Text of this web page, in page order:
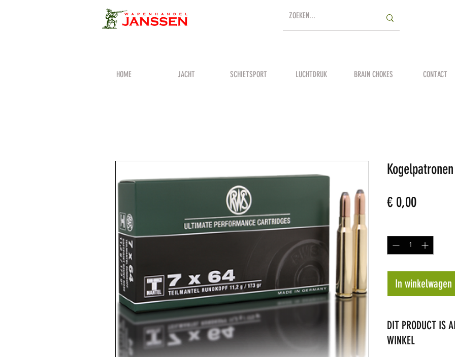
HOME JACHT SCHIETSPORT LUCHTDRUK BRAIN CHOKES CONTACT
€ 0,00Prijs
In winkelwagen
DIT PRODUCT IS
WINKEL